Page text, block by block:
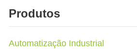
Produtos
Automatização Industrial